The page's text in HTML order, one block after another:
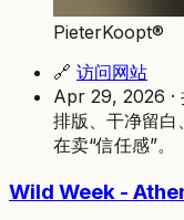
PieterKoopt®
🔗 访问网站
Apr 29, 2026 ·
排版、干净留白
在卖“信任感”。
Wild Week -